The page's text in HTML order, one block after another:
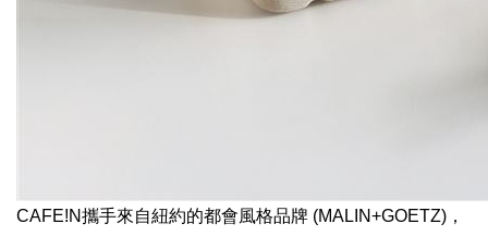
CAFE!N攜手來自紐約的都會風格品牌 (MALIN+GOETZ)，